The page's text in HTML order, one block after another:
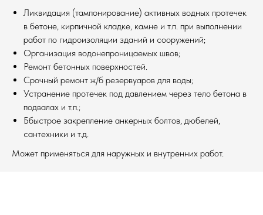
Ликвидация (тампонирование) активных водных протечек
в бетоне, кирпичной кладке, камне и т.п. при выполнении
работ по гидроизоляции зданий и сооружений;
Организация водонепроницаемых швов;
Ремонт бетонных поверхностей.
Срочный ремонт ж/б резервуаров для воды;
Устранение протечек под давлением через тело бетона в
подвалах и т.п.;
Ббыстрое закрепление анкерных болтов, дюбелей,
сантехники и т.д.
Может применяться для наружных и внутренних работ.